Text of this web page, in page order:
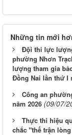
Những tin mới
Đội thi lực
phường Nhơn
lượng tham gia
Đồng Nai lần thứ I
Công an
năm 2026 (09/07/
Thực thi hiệu
chắc "thế trận